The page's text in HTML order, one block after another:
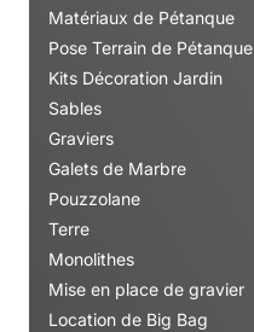
Matériaux de Pétanque
Pose Terrain de Pétanque
Kits Décoration Jardin
Sables
Graviers
Galets de Marbre
Pouzzolane
Terre
Monolithes
Mise en place de gravier
Location de Big Bag